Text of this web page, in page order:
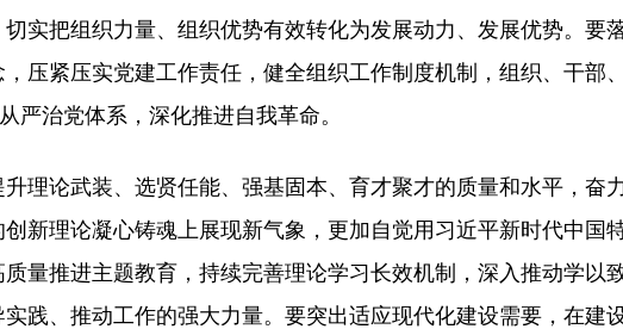
实把组织力量、组织优势有效转化为发展动力、发展优势。要
压紧压实党建工作责任，健全组织工作制度机制，组织、干部
严治党体系，深化推进自我革命。
理论武装、选贤任能、强基固本、育才聚才的质量和水平，奋
新理论凝心铸魂上展现新气象，更加自觉用习近平新时代中国
量推进主题教育，持续完善理论学习长效机制，深入推动学以
践、推动工作的强大力量。要突出适应现代化建设需要，在建